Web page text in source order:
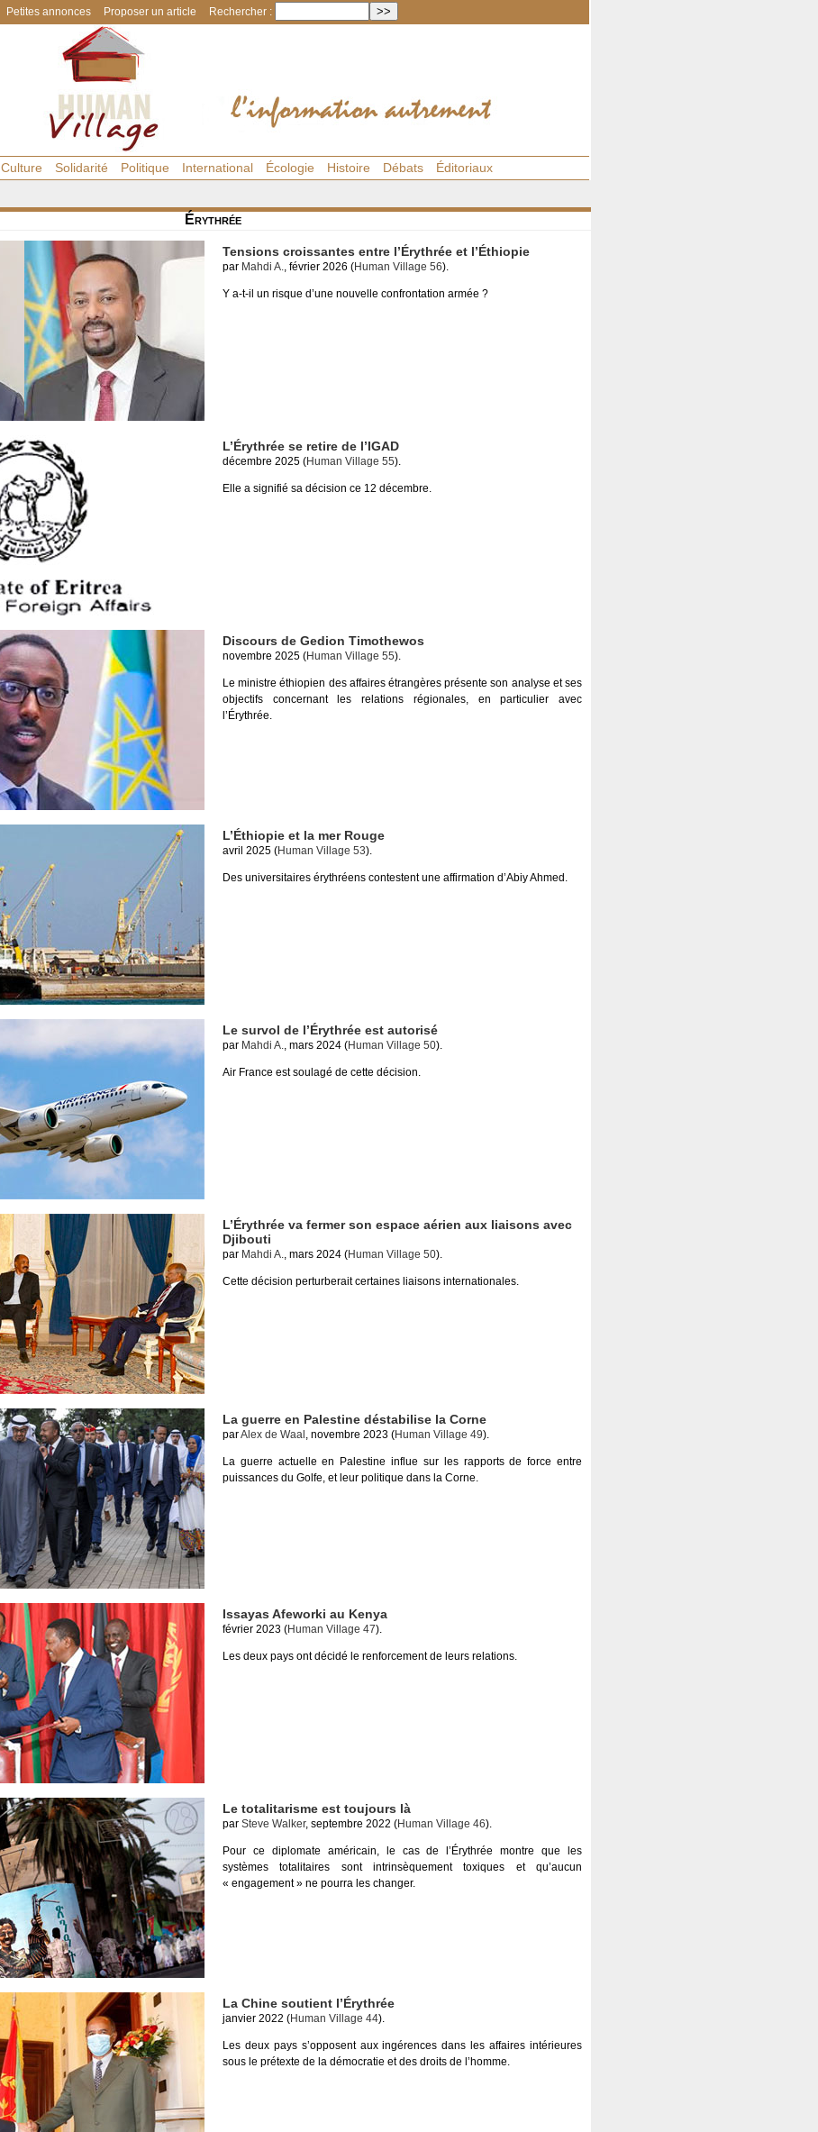
Petites annonces Proposer un article Rechercher :
Culture Solidarité Politique International Écologie Histoire Débats Éditoriaux
Érythrée
Tensions croissantes entre l’Érythrée et l’Éthiopie
par Mahdi A., février 2026 (Human Village 56).
Y a-t-il un risque d’une nouvelle confrontation armée ?
L’Érythrée se retire de l’IGAD
décembre 2025 (Human Village 55).
Elle a signifié sa décision ce 12 décembre.
Discours de Gedion Timothewos
novembre 2025 (Human Village 55).
Le ministre éthiopien des affaires étrangères présente son analyse et ses
objectifs concernant les relations régionales, en particulier avec
l’Érythrée.
L’Éthiopie et la mer Rouge
avril 2025 (Human Village 53).
Des universitaires érythréens contestent une affirmation d’Abiy Ahmed.
Le survol de l’Érythrée est autorisé
par Mahdi A., mars 2024 (Human Village 50).
Air France est soulagé de cette décision.
L’Érythrée va fermer son espace aérien aux liaisons avec
Djibouti
par Mahdi A., mars 2024 (Human Village 50).
Cette décision perturberait certaines liaisons internationales.
La guerre en Palestine déstabilise la Corne
parAlex de Waal , novembre 2023 (Human Village 49).
La guerre actuelle en Palestine influe sur les rapports de force entre
puissances du Golfe, et leur politique dans la Corne.
Issayas Afeworki au Kenya
février 2023 (Human Village 47).
Les deux pays ont décidé le renforcement de leurs relations.
Le totalitarisme est toujours là
par Steve Walker, septembre 2022 (Human Village 46).
Pour ce diplomate américain, le cas de l’Érythrée montre que les
systèmes totalitaires sont intrinsèquement toxiques et qu’aucun
« engagement » ne pourra les changer.
La Chine soutient l’Érythrée
janvier 2022 (Human Village 44).
Les deux pays s’opposent aux ingérences dans les affaires intérieures
sous le prétexte de la démocratie et des droits de l’homme.